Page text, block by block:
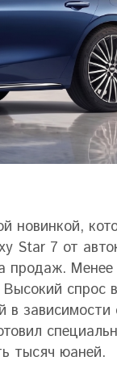
новинкой,
Star 7 от
продаж. Менее
спрос
в зависимости
тысяч юаней.